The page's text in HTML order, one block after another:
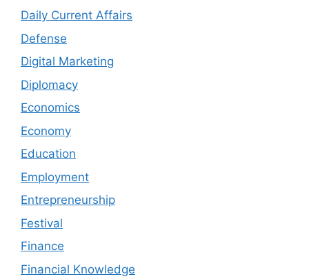
Daily Current Affairs
Defense
Digital Marketing
Diplomacy
Economics
Economy
Education
Employment
Entrepreneurship
Festival
Finance
Financial Knowledge